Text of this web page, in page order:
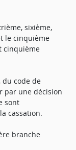
sixième,
le cinquième
cinquième
du code de
par une décision
sont
cassation.
branche